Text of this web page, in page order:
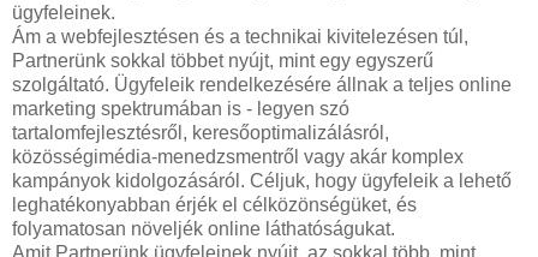
ügyfeleinek.
Ám a webfejlesztésen és a technikai kivitelezésen túl,
Partnerünk sokkal többet nyújt, mint egy egyszerű
szolgáltató. Ügyfeleik rendelkezésére állnak a teljes online
marketing spektrumában is - legyen szó
tartalomfejlesztésről, keresőoptimalizálásról,
közösségimédia-menedzsmentről vagy akár komplex
kampányok kidolgozásáról. Céljuk, hogy ügyfeleik a lehető
leghatékonyabban érjék el célközönségüket, és
folyamatosan növeljék online láthatóságukat.
Amit Partnerünk ügyfeleinek nyújt, az sokkal több, mint